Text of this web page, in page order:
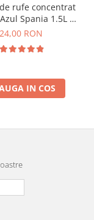
rufe concentrat
Spania 1.5L +
0.5L BONUS
24,00 RON
IN COS